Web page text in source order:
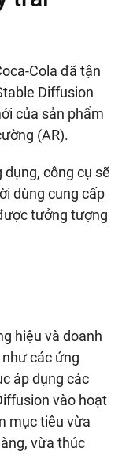
Cola đã tận
Diffusion
của sản phẩm
(AR).
dụng, công cụ sẽ
dùng cung cấp
tưởng tượng
hiệu và doanh
các ứng
áp dụng các
vào hoạt
mục tiêu vừa
vừa thúc